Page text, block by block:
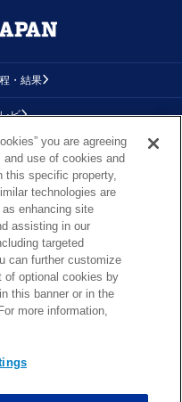
・結果
ビ
表
NFL
FAQ
you are agreeing
use of cookies and
this specific property,
technologies are
enhancing site
assisting in our
targeted
can further customize
of optional cookies by
this banner or in the
more information,